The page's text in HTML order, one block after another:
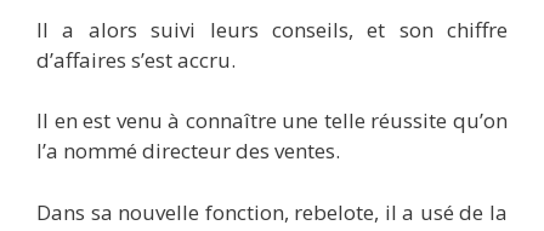
Il a alors suivi leurs conseils, et son chiffre
d’affaires s’est accru.
Il en est venu à connaître une telle réussite qu’on
l’a nommé directeur des ventes.
Dans sa nouvelle fonction, rebelote, il a usé de la